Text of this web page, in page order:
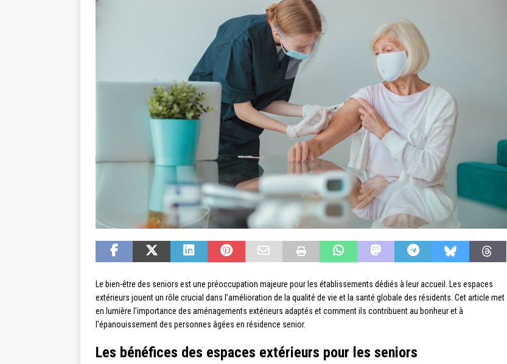
Le bien-être des seniors est une préoccupation majeure pour les établissements dédiés à leur accueil. Les espaces
extérieurs jouent un rôle crucial dans l’amélioration de la qualité de vie et la santé globale des résidents. Cet article met
en lumière l’importance des aménagements extérieurs adaptés et comment ils contribuent au bonheur et à
l’épanouissement des personnes âgées en résidence senior.
Les bénéfices des espaces extérieurs pour les seniors